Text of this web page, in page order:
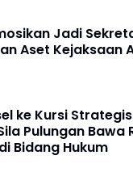
Jadi
Aset Kejaksaan
ke Kursi Strategis
Pulungan Bawa
Bidang Hukum